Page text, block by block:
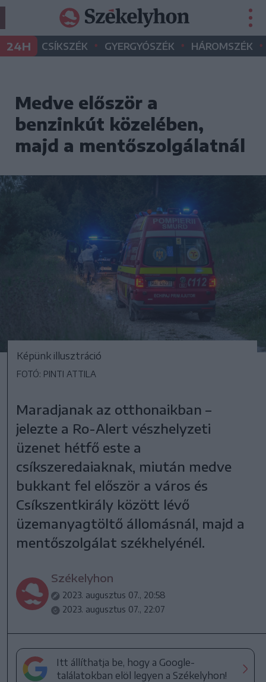
24H CSÍKSZÉK • GYERGYÓSZÉK • HÁROMSZÉK •
Medve először a
benzinkút közelében,
majd a mentőszolgálatnál
Képünk illusztráció
FOTÓ: PINTI ATTILA
Maradjanak az otthonaikban –
jelezte a Ro-Alert vészhelyzeti
üzenet hétfő este a
csíkszeredaiaknak, miután medve
bukkant fel először a város és
Csíkszentkirály között lévő
üzemanyagtöltő állomásnál, majd a
mentőszolgálat székhelyénél.
Székelyhon
2023. augusztus 07., 20:58
2023. augusztus 07., 22:07
Itt állíthatja be, hogy a Google-
találatokban elöl legyen a Székelyhon!